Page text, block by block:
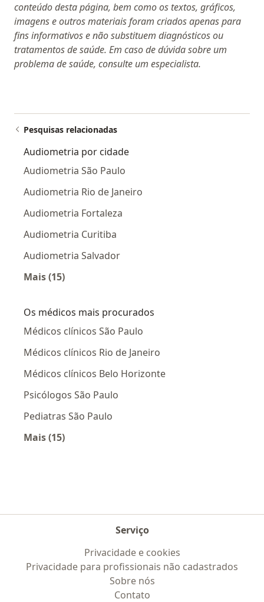
conteúdo desta página, bem como os textos, gráficos,
imagens e outros materiais foram criados apenas para
fins informativos e não substituem diagnósticos ou
tratamentos de saúde. Em caso de dúvida sobre um
problema de saúde, consulte um especialista.
Pesquisas relacionadas
Audiometria por cidade
Audiometria São Paulo
Audiometria Rio de Janeiro
Audiometria Fortaleza
Audiometria Curitiba
Audiometria Salvador
Mais (15)
Os médicos mais procurados
Médicos clínicos São Paulo
Médicos clínicos Rio de Janeiro
Médicos clínicos Belo Horizonte
Psicólogos São Paulo
Pediatras São Paulo
Mais (15)
Serviço
Privacidade e cookies
Privacidade para profissionais não cadastrados
Sobre nós
Contato